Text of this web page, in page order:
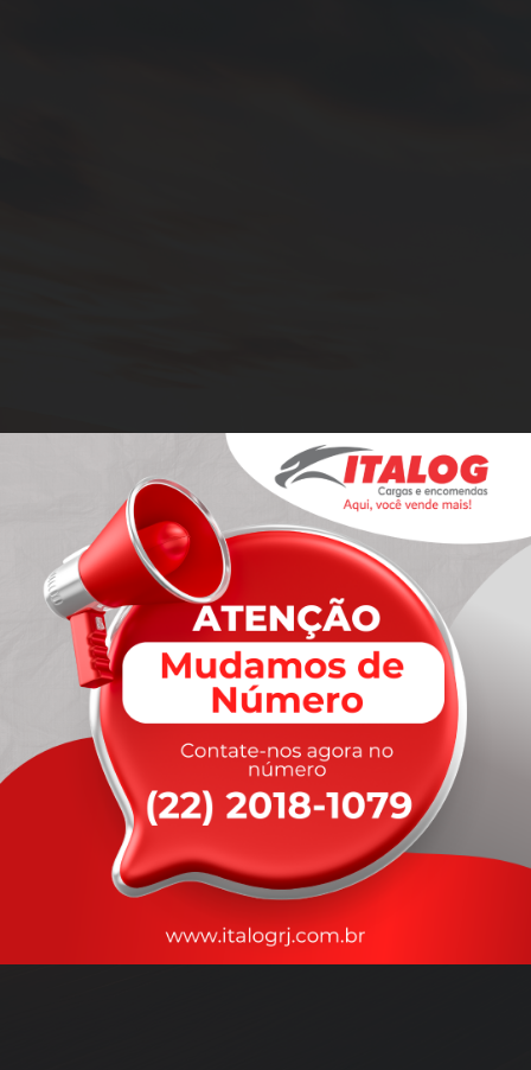
rapidez
que você precisa,
com a qualidade que vocêmerece.
Nossos motoristas são treinados para garantir a máxima
durante o transporte, com rastreamento em tempo real.